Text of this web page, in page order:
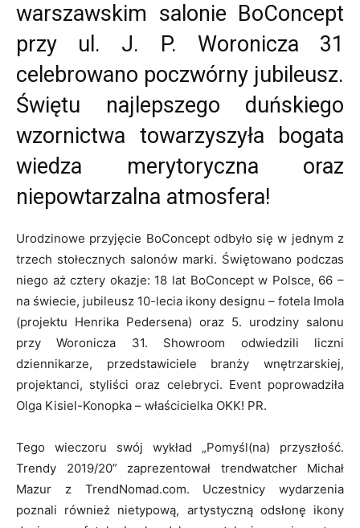
warszawskim salonie BoConcept
przy ul. J. P. Woronicza 31
celebrowano poczwórny jubileusz.
Świętu najlepszego duńskiego
wzornictwa towarzyszyła bogata
wiedza merytoryczna oraz
niepowtarzalna atmosfera!
Urodzinowe przyjęcie BoConcept odbyło się w jednym z
trzech stołecznych salonów marki. Świętowano podczas
niego aż cztery okazje: 18 lat BoConcept w Polsce, 66 –
na świecie, jubileusz 10-lecia ikony designu – fotela Imola
(projektu Henrika Pedersena) oraz 5. urodziny salonu
przy Woronicza 31. Showroom odwiedzili liczni
dziennikarze, przedstawiciele branży wnętrzarskiej,
projektanci, styliści oraz celebryci. Event poprowadziła
Olga Kisiel-Konopka – właścicielka OKK! PR.
Tego wieczoru swój wykład „Pomyśl(na) przyszłość.
Trendy 2019/20” zaprezentował trendwatcher Michał
Mazur z TrendNomad.com. Uczestnicy wydarzenia
poznali również nietypową, artystyczną odsłonę ikony